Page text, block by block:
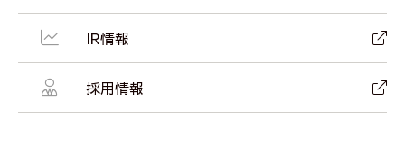
IR情報
採用情報